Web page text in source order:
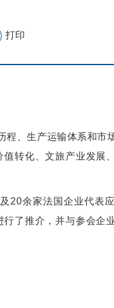
打印
程、生产运输体系和市
值转化、文旅产业发展、
及 20余家法国企业代表
行了推介 ，并与参会企